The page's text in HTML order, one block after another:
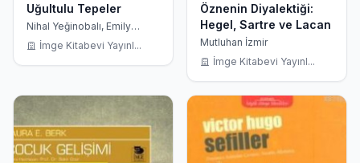
Uğultulu Tepeler
Nihal Yeğinobalı, Emily
Bronte
İmge Kitabevi Yayınl...
Öznenin Diyalektiği:
Hegel, Sartre ve Lacan
Mutluhan İzmir
İmge Kitabevi Yayınl...